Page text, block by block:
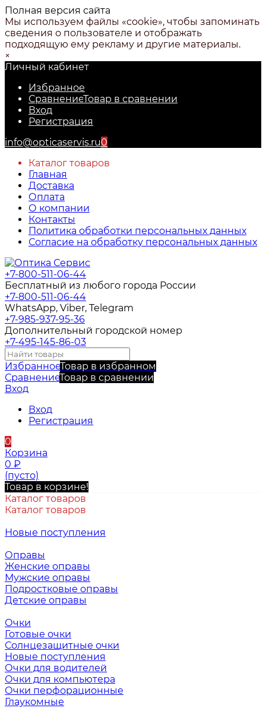
Полная версия сайта
Мы используем файлы «cookie», чтобы запоминать
сведения о пользователе и отображать
подходящую ему рекламу и другие материалы.
×
Личный кабинет
Избранное
СравнениеТовар в сравнении
Вход
Регистрация
info@opticaservis.ru0
Каталог товаров
Главная
Доставка
Оплата
О компании
Контакты
Политика обработки персональных данных
Согласие на обработку персональных данных
+7-800-511-06-44
Бесплатный из любого города России
+7-800-511-06-44
WhatsApp, Viber, Telegram
+7-985-937-95-36
Дополнительный городской номер
+7-495-145-86-03
ИзбранноеТовар в избранном
СравнениеТовар в сравнении
Вход
Вход
Регистрация
0
Корзина
0 ₽
(пусто)
Товар в корзине!
Каталог товаров
Каталог товаров
Новые поступления
Оправы
Женские оправы
Мужские оправы
Подростковые оправы
Детские оправы
Очки
Готовые очки
Солнцезащитные очки
Новые поступления
Очки для водителей
Очки для компьютера
Очки перфорационные
Глаукомные